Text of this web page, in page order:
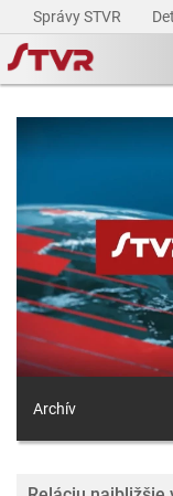
Správy STVR
Archív